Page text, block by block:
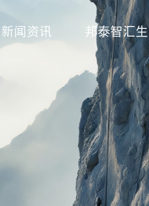
新闻资讯 邦泰智汇